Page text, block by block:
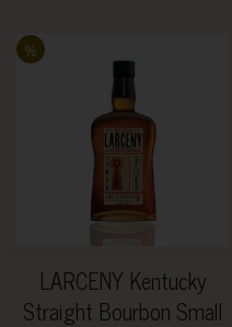
LARCENY Kentucky
Straight Bourbon Small
%